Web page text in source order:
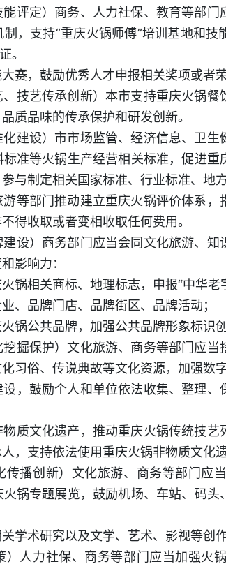
评定）商务、人力社保、教育等部门
，支持“重庆火锅师傅”培训基地和
。
赛，鼓励优秀人才申报相关奖项或者荣
技艺传承创新）本市支持重庆火锅
质品味的传承保护和研发创新。
建设）市市场监管、经济信息、卫
准等火锅生产经营相关标准，促进
与制定相关国家标准、行业标准、地方
等部门推动建立重庆火锅评价体系
得收取或者变相收取任何费用。
设）商务部门应当会同文化旅游、
影响力：
锅相关商标、地理标志，申报“中华老
、品牌门店、品牌街区、品牌活动；
锅公共品牌，加强公共品牌形象标识
掘保护）文化旅游、商务等部门应
习俗、传说典故等文化资源，加强数
，鼓励个人和单位依法收集、整理
质文化遗产，推动重庆火锅传统技
，支持依法使用重庆火锅非物质文化遗
传播创新）文化旅游、商务等部门应
锅专题展览，鼓励机场、车站、码
学术研究以及文学、艺术、影视等创
）人力社保、商务等部门应当加强火